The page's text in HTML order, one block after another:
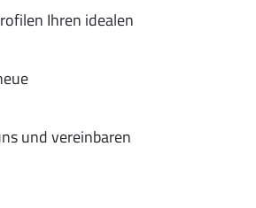
Ihren idealen
und vereinbaren